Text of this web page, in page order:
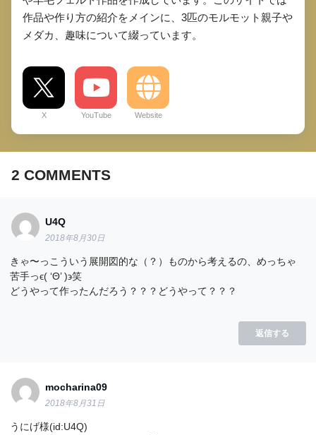
作品や作り方の紹介をメインに、3匹のモルモット親子や
メダカ、趣味について綴っています。
X YouTube Website
2 COMMENTS
U4Q
2018年8月30日
きゃ〜っこういう展開図的な（？）ものから考えるの、めっちゃ
苦手っϵ( ‘Θ’ )϶笑
どうやって作ったんだろう？？？どうやって？？？
返信する
mocharina09
2018年8月31日
うにげ様(id:U4Q)